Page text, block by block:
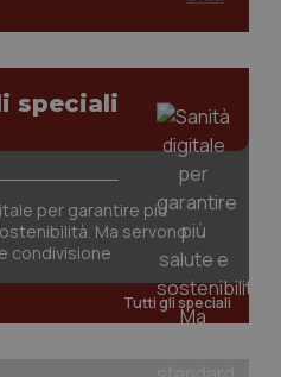
speciali
per garantire più
Ma servono
condivisione
Tutti gli speciali